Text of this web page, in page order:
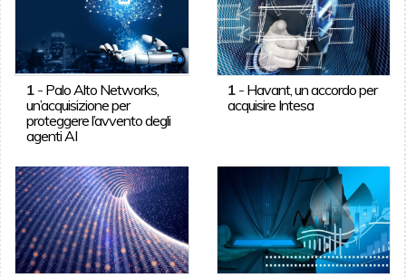
1- Palo Alto Networks,
un’acquisizione per
proteggere l’avvento degli
agenti AI
1 - Havant, un accordo per
acquisire Intesa